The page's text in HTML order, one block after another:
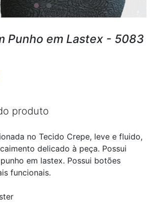
Punho em Lastex - 5083
produto
no Tecido Crepe, leve e fluido,
delicado à peça. Possui
em lastex. Possui botões
funcionais.